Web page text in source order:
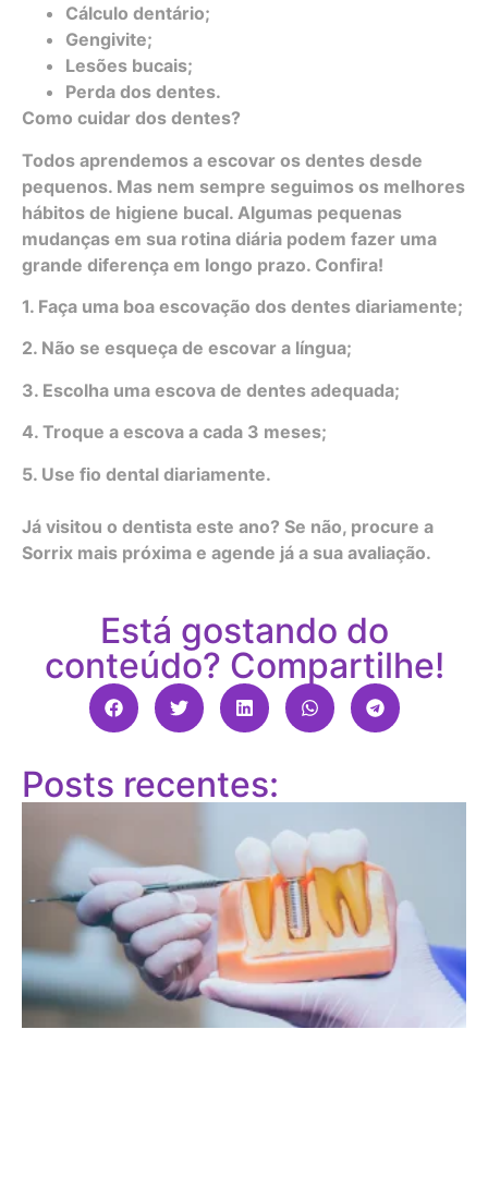
Cálculo dentário;
Gengivite;
Lesões bucais;
Perda dos dentes.
Como cuidar dos dentes?
Todos aprendemos a escovar os dentes desde
pequenos. Mas nem sempre seguimos os melhores
hábitos de higiene bucal. Algumas pequenas
mudanças em sua rotina diária podem fazer uma
grande diferença em longo prazo. Confira!
1. Faça uma boa escovação dos dentes diariamente;
2. Não se esqueça de escovar a língua;
3. Escolha uma escova de dentes adequada;
4. Troque a escova a cada 3 meses;
5. Use fio dental diariamente.
Já visitou o dentista este ano? Se não, procure a
Sorrix mais próxima e agende já a sua avaliação.
Está gostando do
conteúdo? Compartilhe!
Posts recentes: